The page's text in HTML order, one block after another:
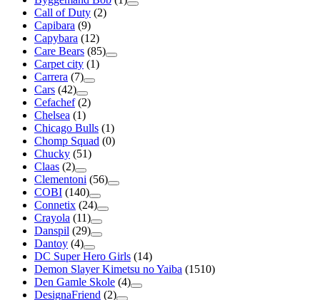
Call of Duty (2)
Capibara (9)
Capybara (12)
Care Bears (85)
Carpet city (1)
Carrera (7)
Cars (42)
Cefachef (2)
Chelsea (1)
Chicago Bulls (1)
Chomp Squad (0)
Chucky (51)
Claas (2)
Clementoni (56)
COBI (140)
Connetix (24)
Crayola (11)
Danspil (29)
Dantoy (4)
DC Super Hero Girls (14)
Demon Slayer Kimetsu no Yaiba (1510)
Den Gamle Skole (4)
DesignaFriend (2)